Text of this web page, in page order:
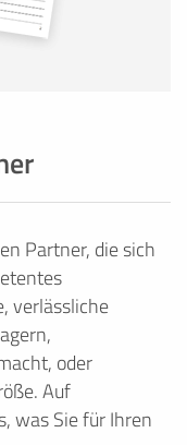
Partner, die sich
verlässliche
oder
Auf
was Sie für Ihren